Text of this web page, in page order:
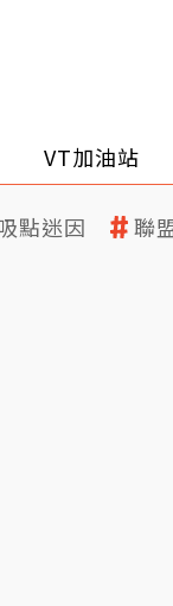
VT加油站
點迷因 聯